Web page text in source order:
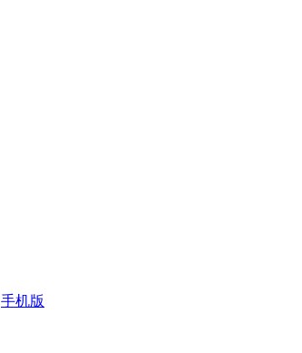
手机版